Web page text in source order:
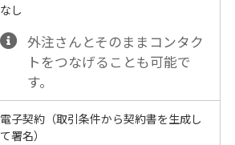
なし
外注さんとそのままコンタク
トをつなげることも可能で
す。
電子契約（取引条件から契約書を生成し
て署名）